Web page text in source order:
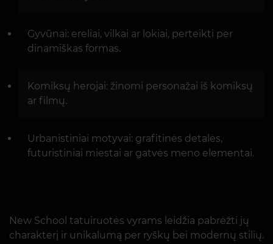
Gyvūnai: ereliai, vilkai ar lokiai, perteikti per
dinamiškas formas.
Komiksų herojai: žinomi personažai iš komiksų
ar filmų.
Urbanistiniai motyvai: grafitinės detalės,
futuristiniai miestai ar gatvės meno elementai.
New School tatuiruotės vyrams leidžia pabrėžti jų
charakterį ir unikalumą per ryškų bei modernų stilių.